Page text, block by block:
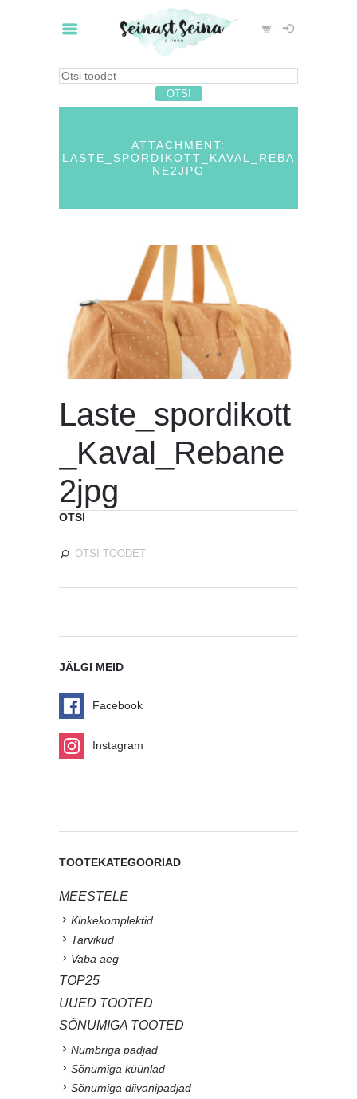
ATTACHMENT:
LASTE_SPORDIKOTT_KAVAL_REBA
NE2JPG
Laste_spordikott
_Kaval_Rebane
2jpg
OTSI
JÄLGI MEID
Facebook
Instagram
TOOTEKATEGOORIAD
MEESTELE
Kinkekomplektid
Tarvikud
Vaba aeg
TOP25
UUED TOOTED
SÕNUMIGA TOOTED
Numbriga padjad
Sõnumiga küünlad
Sõnumiga diivanipadjad